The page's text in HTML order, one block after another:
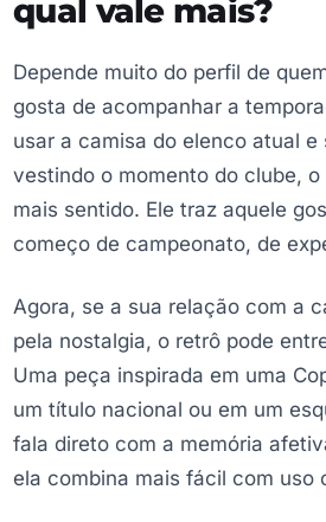
qual vale mais?
Depende muito do perfil de
gosta de acompanhar a
usar a camisa do elenco atual e
vestindo o momento do clube,
mais sentido. Ele traz aquele
começo de campeonato, de
Agora, se a sua relação com a
pela nostalgia, o retrô pode
Uma peça inspirada em uma
um título nacional ou em um
fala direto com a memória
ela combina mais fácil com uso